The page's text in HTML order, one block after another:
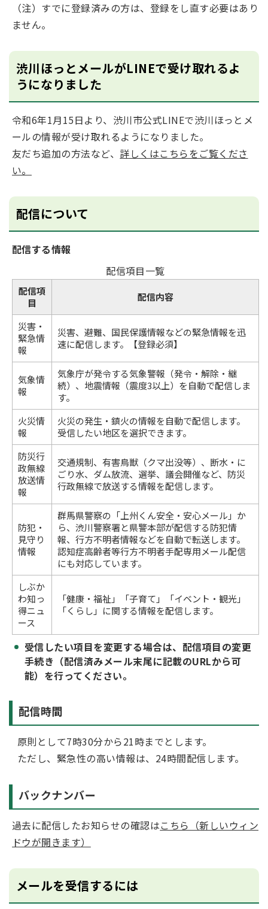
（注）すでに登録済みの方は、登録をし直す必要はあり
ません。
渋川ほっとメールがLINEで受け取れるよ
うになりました
令和6年1月15日より、渋川市公式LINEで渋川ほっとメ
ールの情報が受け取れるようになりました。
友だち追加の方法など、 詳しくはこちらをご覧くださ
い。
配信について
配信する情報
配信項目一覧
配信項
目
配信内容
災害・
緊急情
報
災害、避難、国民保護情報などの緊急情報を迅
速に配信します。【登録必須】
気象情
報
気象庁が発令する気象警報（発令・解除・継
続）、地震情報（震度3以上）を自動で配信しま
す。
火災情
報
火災の発生・鎮火の情報を自動で配信します。
受信したい地区を選択できます。
防災行
政無線
放送情
報
交通規制、有害鳥獣（クマ出没等）、断水・に
ごり水、ダム放流、選挙、議会開催など、防災
行政無線で放送する情報を配信します。
防犯・
見守り
情報
群馬県警察の「上州くん安全・安心メール」か
ら、渋川警察署と県警本部が配信する防犯情
報、行方不明者情報などを自動で転送します。
認知症高齢者等行方不明者手配専用メール配信
にも対応しています。
しぶか
わ知っ
得ニュ
ース
「健康・福祉」「子育て」「イベント・観光」
「くらし」に関する情報を配信します。
受信したい項目を変更する場合は、配信項目の変更
手続き（配信済みメール末尾に記載のURLから可
能）を行ってください。
配信時間
原則として7時30分から21時までとします。
ただし、緊急性の高い情報は、24時間配信します。
バックナンバー
過去に配信したお知らせの確認はこちら（新しいウィン
ドウが開きます）
メールを受信するには